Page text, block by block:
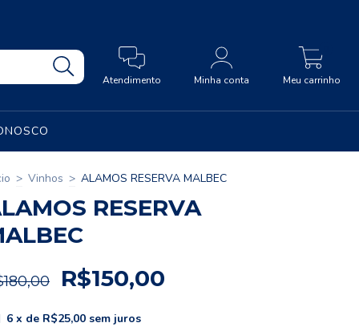
Atendimento Minha conta Meu carrinho
> Vinhos > ALAMOS RESERVA MALBEC
RESERVA
R$150,00
6 x de R$25,00 sem juros